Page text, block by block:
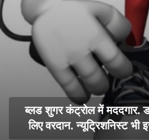
ब्लड शुगर कंट्रोल में मददगार.
लिए वरदान. न्यूट्रिशनिस्ट